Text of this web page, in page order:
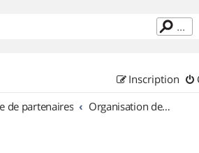
Inscription
de partenaires Organisation de sorties en région Lorraine